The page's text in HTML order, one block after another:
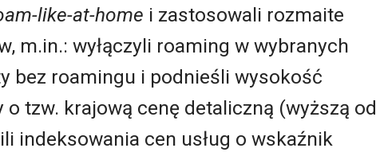
like-at-home i zastosowali rozmaite
m.in.: wyłączyli roaming w wybranych
bez roamingu i podnieśli wysokość
tzw. krajową cenę detaliczną (wyższą od
indeksowania cen usług o wskaźnik